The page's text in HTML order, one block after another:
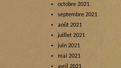
octobre 2021
septembre 2021
août 2021
juillet 2021
juin 2021
mai 2021
avril 2021